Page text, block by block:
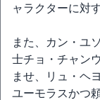
ャラクターに対
また、カン・ユ
士チョ・チャン
ませ、リュ・ヘ
ユーモラスかつ